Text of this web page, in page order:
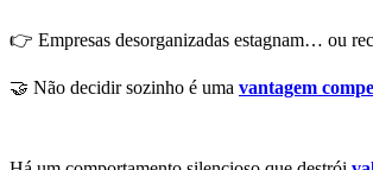
👉 Empresas desorganizadas estagnam… ou
🤝 Não decidir sozinho é uma vantagem